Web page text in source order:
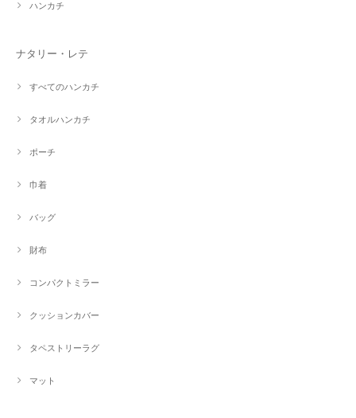
ハンカチ
ナタリー・レテ
すべてのハンカチ
タオルハンカチ
ポーチ
巾着
バッグ
財布
コンパクトミラー
クッションカバー
タペストリーラグ
マット